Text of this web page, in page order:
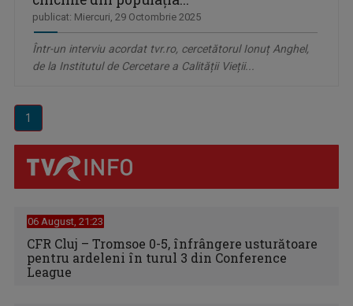
publicat: Miercuri, 29 Octombrie 2025
Într-un interviu acordat tvr.ro, cercetătorul Ionuț Anghel,
de la Institutul de Cercetare a Calității Vieții...
1
06 August, 21:23
CFR Cluj – Tromsoe 0-5, înfrângere usturătoare
pentru ardeleni în turul 3 din Conference
League